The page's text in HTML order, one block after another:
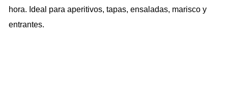
hora. Ideal para aperitivos, tapas, ensaladas, marisco y
entrantes.